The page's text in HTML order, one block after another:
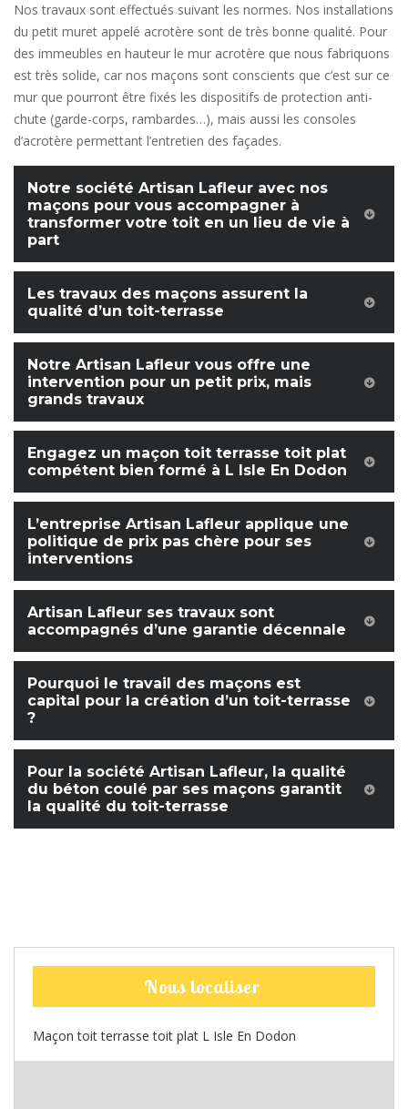
Nos travaux sont effectués suivant les normes. Nos installations
du petit muret appelé acrotère sont de très bonne qualité. Pour
des immeubles en hauteur le mur acrotère que nous fabriquons
est très solide, car nos maçons sont conscients que c’est sur ce
mur que pourront être fixés les dispositifs de protection anti-
chute (garde-corps, rambardes…), mais aussi les consoles
d’acrotère permettant l’entretien des façades.
Notre société Artisan Lafleur avec nos
maçons pour vous accompagner à
transformer votre toit en un lieu de vie à
part
Les travaux des maçons assurent la
qualité d’un toit-terrasse
Notre Artisan Lafleur vous offre une
intervention pour un petit prix, mais
grands travaux
Engagez un maçon toit terrasse toit plat
compétent bien formé à L Isle En Dodon
L’entreprise Artisan Lafleur applique une
politique de prix pas chère pour ses
interventions
Artisan Lafleur ses travaux sont
accompagnés d’une garantie décennale
Pourquoi le travail des maçons est
capital pour la création d’un toit-terrasse
?
Pour la société Artisan Lafleur, la qualité
du béton coulé par ses maçons garantit
la qualité du toit-terrasse
Nous localiser
Maçon toit terrasse toit plat L Isle En Dodon